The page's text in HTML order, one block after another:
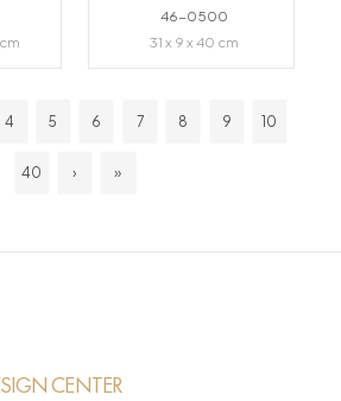
46-0500
31 x 9 x 40 cm
4 5 6 7 8 9 10
40 › »
CENTER